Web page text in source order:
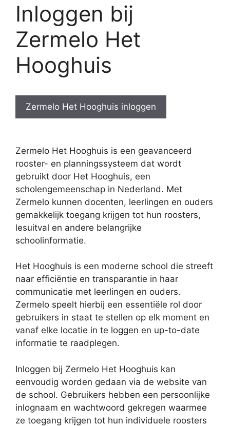
Inloggen bij
Zermelo Het
Hooghuis
Zermelo Het Hooghuis inloggen
Zermelo Het Hooghuis is een geavanceerd
rooster- en planningssysteem dat wordt
gebruikt door Het Hooghuis, een
scholengemeenschap in Nederland. Met
Zermelo kunnen docenten, leerlingen en ouders
gemakkelijk toegang krijgen tot hun roosters,
lesuitval en andere belangrijke
schoolinformatie.
Het Hooghuis is een moderne school die streeft
naar efficiëntie en transparantie in haar
communicatie met leerlingen en ouders.
Zermelo speelt hierbij een essentiële rol door
gebruikers in staat te stellen op elk moment en
vanaf elke locatie in te loggen en up-to-date
informatie te raadplegen.
Inloggen bij Zermelo Het Hooghuis kan
eenvoudig worden gedaan via de website van
de school. Gebruikers hebben een persoonlijke
inlognaam en wachtwoord gekregen waarmee
ze toegang krijgen tot hun individuele roosters